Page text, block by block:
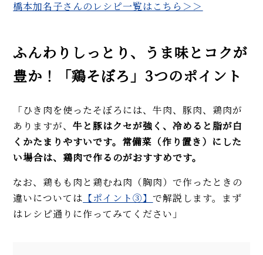
橋本加名子さんのレシピ一覧はこちら＞＞
ふんわりしっとり、うま味とコクが
豊か！「鶏そぼろ」3つのポイント
「ひき肉を使ったそぼろには、牛肉、豚肉、鶏肉が
ありますが、牛と豚はクセが強く、冷めると脂が白
くかたまりやすいです。常備菜（作り置き）にした
い場合は、鶏肉で作るのがおすすめです。
なお、鶏もも肉と鶏むね肉（胸肉）で作ったときの
違いについては 【ポイント③】で解説します。まず
はレシピ通りに作ってみてください」